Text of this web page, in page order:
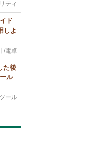
ティ
ド
しよ
/電卓
た後
ル
ール